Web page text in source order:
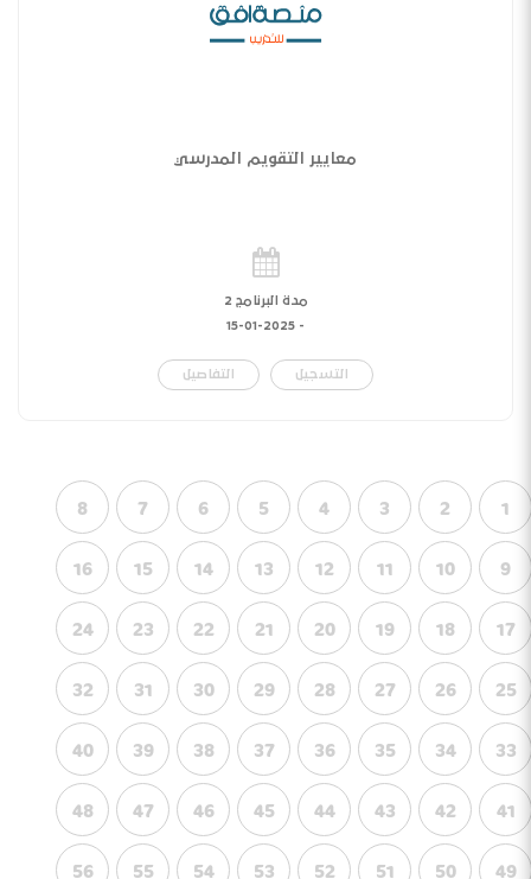
معايير التقويم المدرسي
مدة البرنامج 2
-
15-01-2025
التسجيل التفاصيل
1
2
3
4
5
6
7
8
9
10
11
12
13
14
15
16
17
18
19
20
21
22
23
24
25
26
27
28
29
30
31
32
33
34
35
36
37
38
39
40
41
42
43
44
45
46
47
48
49
50
51
52
53
54
55
56